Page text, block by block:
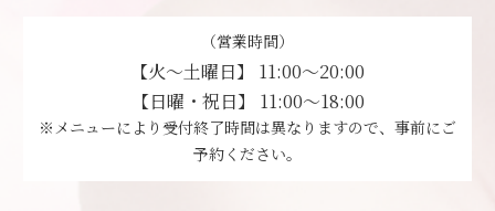
（営業時間）
【火～土曜日】 11:00～20:00
【日曜・祝日】 11:00～18:00
※メニューにより受付終了時間は異なりますので、事前にご
予約ください。